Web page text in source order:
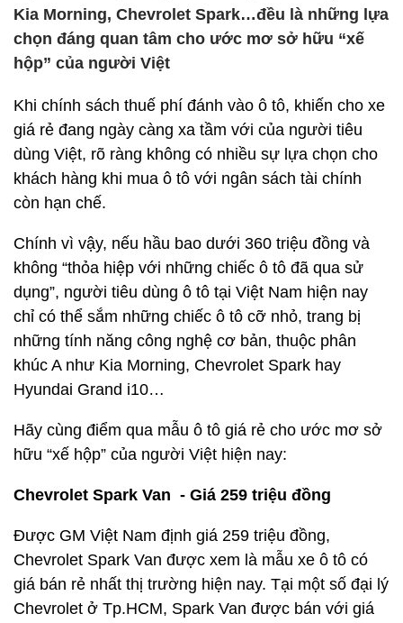
Kia Morning, Chevrolet Spark…đều là những lựa
chọn đáng quan tâm cho ước mơ sở hữu “xế
hộp” của người Việt
Khi chính sách thuế phí đánh vào ô tô, khiến cho xe
giá rẻ đang ngày càng xa tầm với của người tiêu
dùng Việt, rõ ràng không có nhiều sự lựa chọn cho
khách hàng khi mua ô tô với ngân sách tài chính
còn hạn chế.
Chính vì vậy, nếu hầu bao dưới 360 triệu đồng và
không “thỏa hiệp với những chiếc ô tô đã qua sử
dụng”, người tiêu dùng ô tô tại Việt Nam hiện nay
chỉ có thể sắm những chiếc ô tô cỡ nhỏ, trang bị
những tính năng công nghệ cơ bản, thuộc phân
khúc A như Kia Morning, Chevrolet Spark hay
Hyundai Grand i10…
Hãy cùng điểm qua mẫu ô tô giá rẻ cho ước mơ sở
hữu “xế hộp” của người Việt hiện nay:
Chevrolet Spark Van - Giá 259 triệu đồng
Được GM Việt Nam định giá 259 triệu đồng,
Chevrolet Spark Van được xem là mẫu xe ô tô có
giá bán rẻ nhất thị trường hiện nay. Tại một số đại lý
Chevrolet ở Tp.HCM, Spark Van được bán với giá